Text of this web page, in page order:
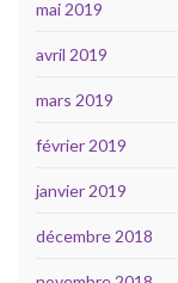
mai 2019
avril 2019
mars 2019
février 2019
janvier 2019
décembre 2018